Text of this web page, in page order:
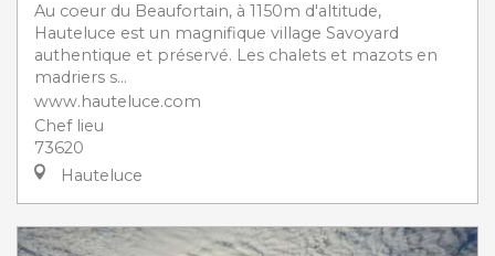
Au coeur du Beaufortain, à 1150m d'altitude,
Hauteluce est un magnifique village Savoyard
authentique et préservé. Les chalets et mazots en
madriers s...
www.hauteluce.com
Chef lieu
73620
Hauteluce